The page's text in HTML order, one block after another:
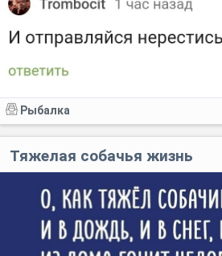
Рыбалка
Тяжелая собачья жизнь